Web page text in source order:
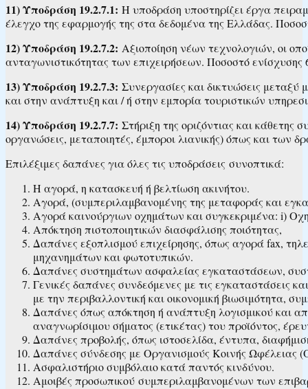
11) Υποδράση 19.2.7.1: Η υποδράση υποστηρίζει έργα
έλεγχο της εφαρμογής της στα δεδομένα της Ελλάδας.
12) Υποδράση 19.2.7.2: Αξιοποίηση νέων τεχνολογιών, οι
ανταγωνιστικότητας των επιχειρήσεων. Ποσοστό ενίσχυσης
13) Υποδράση 19.2.7.3: Συνεργασίες και δικτυώσεις
και στην ανάπτυξη και / ή στην εμπορία τουριστικών
14) Υποδράση 19.2.7.7: Στήριξη της οριζόντιας και
οργανώσεις, μεταποιητές, έμποροι λιανικής) όπως και των
Επιλέξιμες δαπάνες για όλες τις υποδράσεις συνοπτικά:
Η αγορά, η κατασκευή ή βελτίωση ακινήτου.
Αγορά, (συμπεριλαμβανομένης της μεταφοράς και
Αγορά καινούργιων οχημάτων και συγκεκριμένα: i)
Απόκτηση πιστοποιητικών διασφάλισης ποιότητας,
Δαπάνες εξοπλισμού επιχείρησης, όπως αγορά fax,
μηχανημάτων και φωτοτυπικών.
Δαπάνες συστημάτων ασφαλείας εγκαταστάσεων,
Γενικές δαπάνες συνδεόμενες με τις εγκαταστάσεις
με την περιβαλλοντική και οικονομική βιωσιμότητα,
Δαπάνες όπως απόκτηση ή ανάπτυξη λογισμικού και
αναγνωρίσιμου σήματος (ετικέτας) του προϊόντος,
Δαπάνες προβολής, όπως ιστοσελίδα, έντυπα,
Δαπάνες σύνδεσης με Οργανισμούς Κοινής Ωφέλειας
Ασφαλιστήριο συμβόλαιο κατά παντός κινδύνου.
Αμοιβές προσωπικού συμπεριλαμβανομένων των